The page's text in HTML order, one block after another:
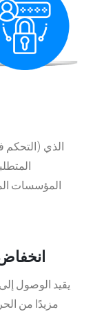
المؤسسات
مزيدًا من